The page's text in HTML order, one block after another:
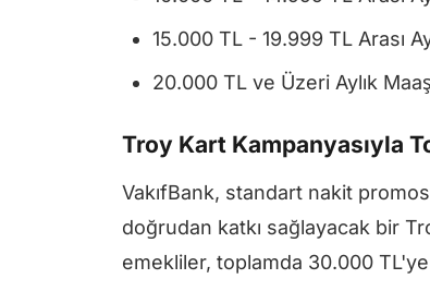
15.000 TL - 19.999 TL Arası
20.000 TL ve Üzeri Aylık
Troy Kart Kampanyasıyla
VakıfBank, standart nakit
doğrudan katkı sağlayacak bir
emekliler, toplamda 30.000